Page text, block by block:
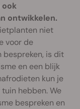
ook
ontwikkelen.
niet
voor de
bespreken, is dit
en een blijk
kun je
hebben. We
bespreken en